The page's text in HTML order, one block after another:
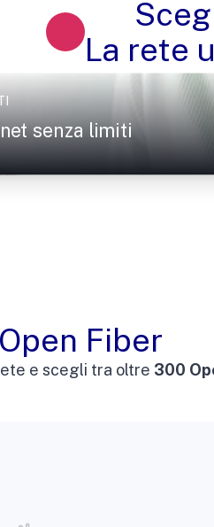
La rete
senza limiti
Open Fiber
e scegli tra oltre 300